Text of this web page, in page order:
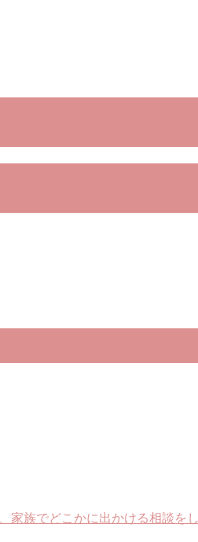
族でどこかに出かける相談を